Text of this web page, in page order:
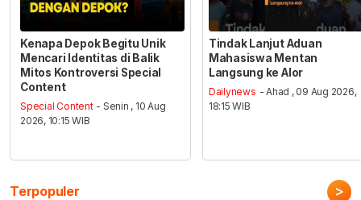
Kenapa Depok Begitu Unik
Mencari Identitas di Balik
Mitos Kontroversi Special
Content
Special Content - Senin , 10 Aug
2026, 10:15 WIB
Tindak Lanjut Aduan
Mahasiswa Mentan
Langsung ke Alor
Dailynews - Ahad , 09 Aug 2026,
18:15 WIB
Terpopuler >